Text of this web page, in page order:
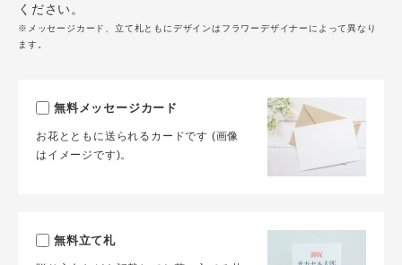
ください。
※メッセージカード、立て札ともにデザインはフラワーデザイナーによって異なり
ます。
無料メッセージカード
お花とともに送られるカードです (画像
はイメージです)。
無料立て札